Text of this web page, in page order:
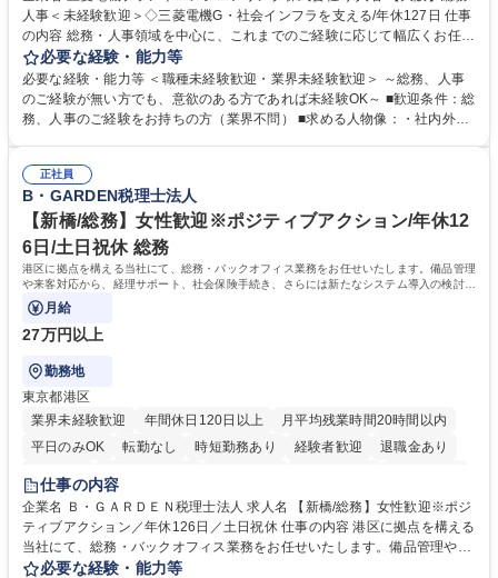
人事＜未経験歓迎＞◇三菱電機G・社会インフラを支える/年休127日 仕事
の内容 総務・人事領域を中心に、これまでのご経験に応じて幅広くお任せ
します。 ＜具体的には＞ ・総務/人事労務（給与・社保・勤怠管理など）
・採用・教育研修 ・福利厚生運用 など ※基本的には事務所勤務ですが、
採用や教育等の業務内容により、関西圏以外への日帰り・宿泊を伴う国内
出張もございます。 ※担当業務を持ちつつ、お互いに助け合いながら、総
必要な経験・能力等
必要な経験・能力等 ＜職種未経験歓迎・業界未経験歓迎＞ ～総務、人事
のご経験が無い方でも、意欲のある方であれば未経験OK～ ■歓迎条件：総
務、人事のご経験をお持ちの方（業界不問） ■求める人物像：・社内外の
正社員
B・GARDEN税理士法人
【新橋/総務】女性歓迎※ポジティブアクション/年休12
6日/土日祝休 総務
港区に拠点を構える当社にて、総務・バックオフィス業務をお任せいたします。備品管理
や来客対応から、経理サポート、社会保険手続き、さらには新たなシステム導入の検討ま
で、幅広く組織を支える役割です。
月給
27万円以上
勤務地
東京都港区
業界未経験歓迎
年間休日120日以上
月平均残業時間20時間以内
平日のみOK
転勤なし 時短勤務あり 経験者歓迎
退職金あり
賞与あり
完全週休2日制
服装自由
仕事の内容
企業名 Ｂ・ＧＡＲＤＥＮ税理士法人 求人名 【新橋/総務】女性歓迎※ポジ
ティブアクション／年休126日／土日祝休 仕事の内容 港区に拠点を構える
当社にて、総務・バックオフィス業務をお任せいたします。備品管理や来
客対応から、経理サポート、社会保険手続き、さらには新たなシステム導
必要な経験・能力等